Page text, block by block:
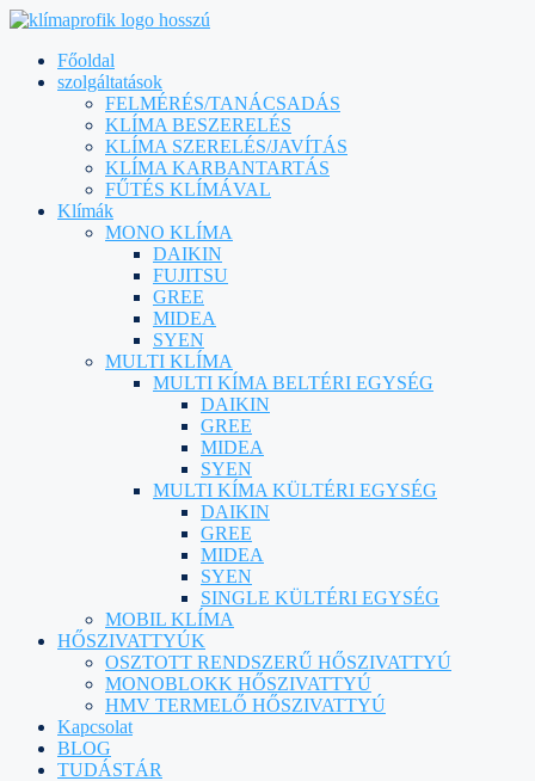
Főoldal
szolgáltatások
FELMÉRÉS/TANÁCSADÁS
KLÍMA BESZERELÉS
KLÍMA SZERELÉS/JAVÍTÁS
KLÍMA KARBANTARTÁS
FŰTÉS KLÍMÁVAL
Klímák
MONO KLÍMA
DAIKIN
FUJITSU
GREE
MIDEA
SYEN
MULTI KLÍMA
MULTI KÍMA BELTÉRI EGYSÉG
DAIKIN
GREE
MIDEA
SYEN
MULTI KÍMA KÜLTÉRI EGYSÉG
DAIKIN
GREE
MIDEA
SYEN
SINGLE KÜLTÉRI EGYSÉG
MOBIL KLÍMA
HŐSZIVATTYÚK
OSZTOTT RENDSZERŰ HŐSZIVATTYÚ
MONOBLOKK HŐSZIVATTYÚ
HMV TERMELŐ HŐSZIVATTYÚ
Kapcsolat
BLOG
TUDÁSTÁR